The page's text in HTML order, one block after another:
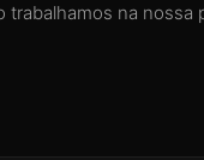
trabalhamos na nossa